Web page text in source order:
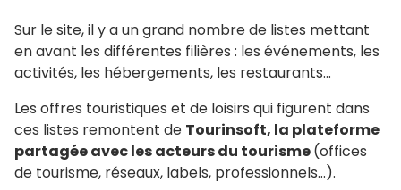
Sur le site, il y a un grand nombre de listes mettant
en avant les différentes filières : les événements, les
activités, les hébergements, les restaurants...
Les offres touristiques et de loisirs qui figurent dans
ces listes remontent de Tourinsoft, la plateforme
partagée avec les acteurs du tourisme(offices
de tourisme, réseaux, labels, professionnels...).